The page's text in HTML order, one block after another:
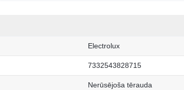
Electrolux
7332543828715
Nerūsējoša tērauda